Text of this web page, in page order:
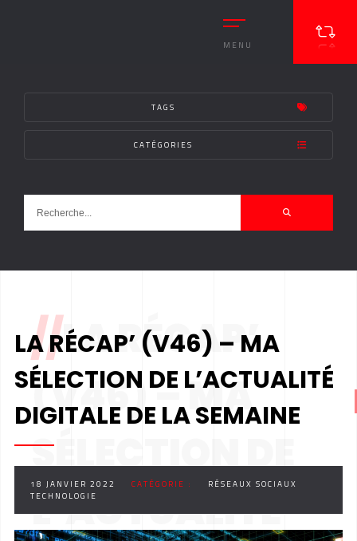
MENU
TAGS
CATÉGORIES
//LA RÉCAP’
(V46) – MA
SÉLECTION DE
L’ACTUALITÉ
LA RÉCAP’ (V46) – MA
SÉLECTION DE L’ACTUALITÉ
DIGITALE DE LA SEMAINE
18 JANVIER 2022 CATÉGORIE :
RÉSEAUX SOCIAUX
TECHNOLOGIE